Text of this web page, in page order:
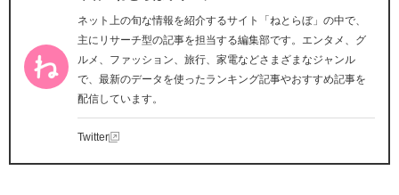
ネット上の旬な情報を紹介するサイト「ねとらぼ」の中で、
主にリサーチ型の記事を担当する編集部です。エンタメ、グ
ルメ、ファッション、旅行、家電などさまざまなジャンル
で、最新のデータを使ったランキング記事やおすすめ記事を
配信しています。
Twitter